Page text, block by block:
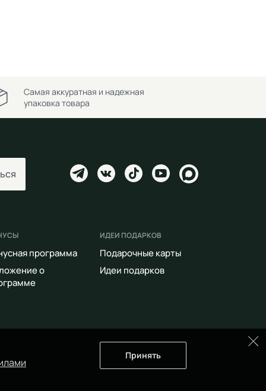
Принять
Самая аккуратная и надежная
упаковка товара
программа
о
ИДЕИ ПОДАРКОВ
Подарочные карты
Идеи подарков